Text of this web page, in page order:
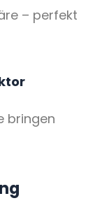
– perfekt
bringen